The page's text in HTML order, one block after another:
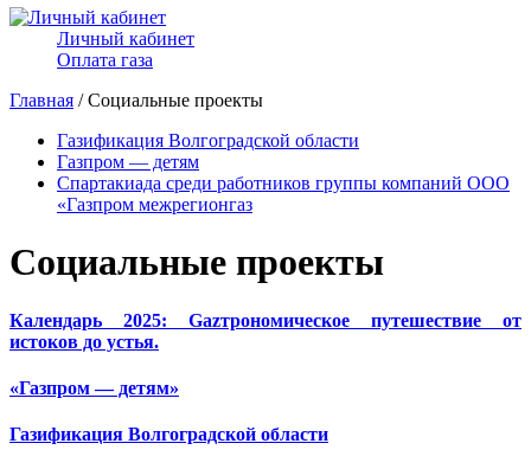
Личный кабинет
Оплата газа
Главная / Социальные проекты
Газификация Волгоградской области
Газпром — детям
Спартакиада среди работников группы компаний ООО
«Газпром межрегионгаз
Социальные проекты
Календарь 2025: Gazтрономическое путешествие от
истоков до устья.
«Газпром — детям»
Газификация Волгоградской области